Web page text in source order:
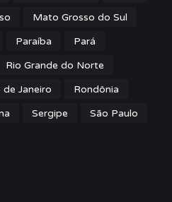
Mato Grosso do Sul
Paraíba
Pará
Rio Grande do Norte
de Janeiro
Rondônia
Sergipe
São Paulo